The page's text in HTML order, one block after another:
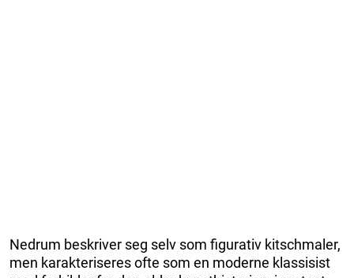
Nedrum beskriver seg selv som figurativ kitschmaler,
men karakteriseres ofte som en moderne klassisist